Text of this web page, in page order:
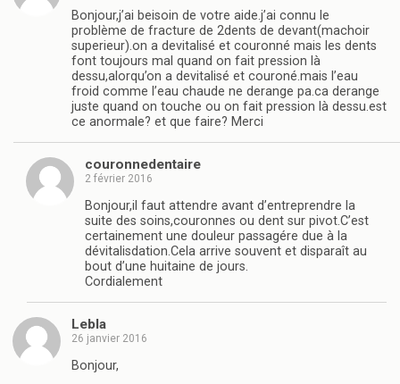
Bonjour,j’ai beisoin de votre aide.j’ai connu le
problème de fracture de 2dents de devant(machoir
superieur).on a devitalisé et couronné mais les dents
font toujours mal quand on fait pression là
dessu,alorqu’on a devitalisé et couroné.mais l’eau
froid comme l’eau chaude ne derange pa.ca derange
juste quand on touche ou on fait pression là dessu.est
ce anormale? et que faire? Merci
couronnedentaire
2 février 2016
Bonjour,il faut attendre avant d’entreprendre la
suite des soins,couronnes ou dent sur pivot.C’est
certainement une douleur passagére due à la
dévitalisdation.Cela arrive souvent et disparaît au
bout d’une huitaine de jours.
Cordialement
Lebla
26 janvier 2016
Bonjour,